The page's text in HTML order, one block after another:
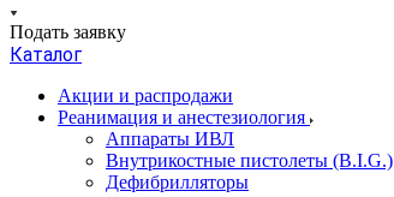
Подать заявку
Каталог
Акции и распродажи
Реанимация и анестезиология
Аппараты ИВЛ
Внутрикостные пистолеты (B.I.G.)
Дефибрилляторы